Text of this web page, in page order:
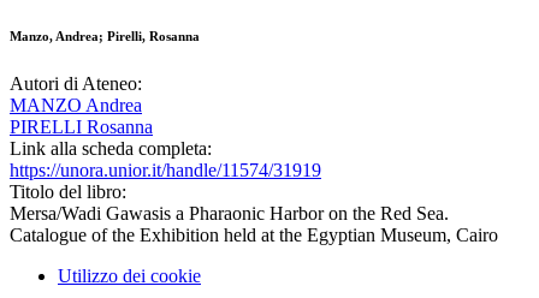
Manzo, Andrea; Pirelli, Rosanna
Autori di Ateneo:
MANZO Andrea
PIRELLI Rosanna
Link alla scheda completa:
https://unora.unior.it/handle/11574/31919
Titolo del libro:
Mersa/Wadi Gawasis a Pharaonic Harbor on the Red Sea.
Catalogue of the Exhibition held at the Egyptian Museum, Cairo
Utilizzo dei cookie